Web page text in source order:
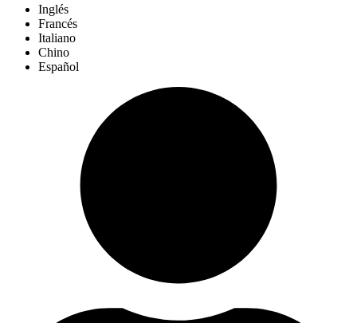
Inglés
Francés
Italiano
Chino
Español